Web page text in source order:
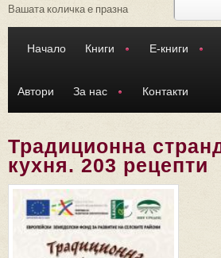
Вашата количка е празна
Начало Книги Е-книги
Автори За нас Контакти
Традиционна
кухня. 203 рецепти